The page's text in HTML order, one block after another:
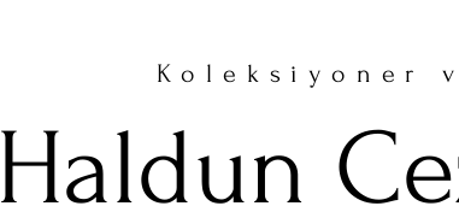
Koleksiyoner
Haldun